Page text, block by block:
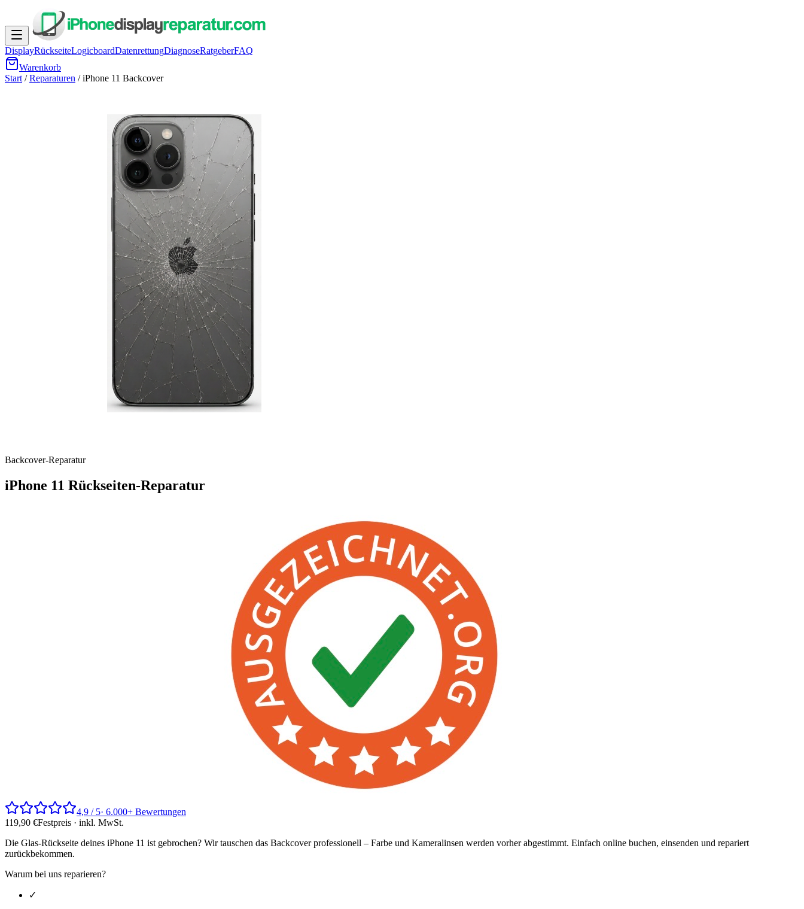
DisplayRückseiteLogicboardDatenrettungDiagnoseRatgeberFAQ
Warenkorb
Start /Reparaturen /iPhone 11 Backcover
Backcover-Reparatur
iPhone 11 Rückseiten-Reparatur
4,9 / 5· 6.000+ Bewertungen
119,90 €Festpreis · inkl. MwSt.
Die Glas-Rückseite deines iPhone 11 ist gebrochen? Wir tauschen das Backcover professionell – Farbe und Kameralinsen werden vorher abgestimmt. Einfach online buchen, einsenden und repariert
zurückbekommen.
Warum bei uns reparieren?
✓